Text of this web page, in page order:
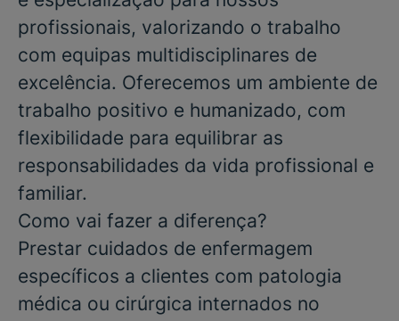
profissionais, valorizando o trabalho
com equipas multidisciplinares de
excelência. Oferecemos um ambiente de
trabalho positivo e humanizado, com
flexibilidade para equilibrar as
responsabilidades da vida profissional e
familiar.
Como vai fazer a diferença?
Prestar cuidados de enfermagem
específicos a clientes com patologia
médica ou cirúrgica internados no